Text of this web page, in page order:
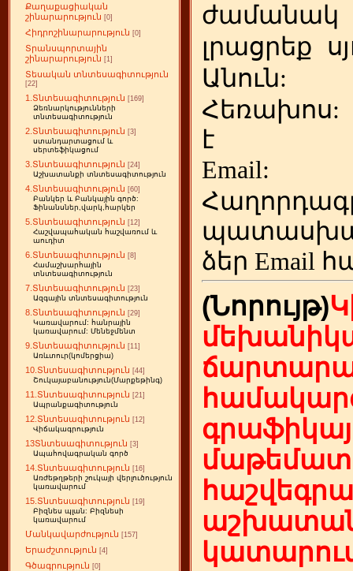
Քաղաքացիական
շինարարություն [0]
Հիդրոշինարարություն [0]
Տրանսպորտային
շինարարություն [1]
Տեսական տնտեսագիտություն
[22]
1.Տնտեսագիտություն [169]
Ձեռնարկությունների
տնտեսագիտություն
2.Տնտեսագիտություն [3]
ստանդարտացում և
սերտեֆիկացում
3.Տնտեսագիտություն [24]
Աշխատանքի տնտեսագիտություն
4.Տնտեսագիտություն [60]
Բանկեր և Բանկային գործ:
Ֆինանսներ,վարկ,հարկեր
5.Տնտեսագիտություն [12]
Հաշվապահական հաշվառում և
աուդիտ
6.Տնտեսագիտություն [8]
Համաշխարհային
տնտեսագիտություն
7.Տնտեսագիտություն [23]
Ազգային տնտեսագիտություն
8.Տնտեսագիտություն [29]
Կառավարում: հանրային
կառավարում: Մենեջմենտ
9.Տնտեսագիտություն [11]
Առևտուր(կոմերցիա)
10.Տնտեսագիտություն [44]
Շուկայաբանություն(Մարքեթինգ)
11.Տնտեսագիտություն [21]
Ապրանքագիտություն
12.Տնտեսագիտություն [12]
Վիճակագրություն
13Տնտեսագիտություն [3]
Ապահովագրական գործ
14.Տնտեսագիտություն [16]
Առժեթղթերի շուկայի վերլուծություն
կառավարում
15.Տնտեսագիտություն [19]
Բիզնես պլան: Բիզնեսի
կառավարում
Մանկավարժություն [157]
Երաժշտություն [4]
Գծագրություն [0]
ժամանակ
լրացրեք
Անուն:
Հեռախոս
է
ձեր Email
(Նորույթ)